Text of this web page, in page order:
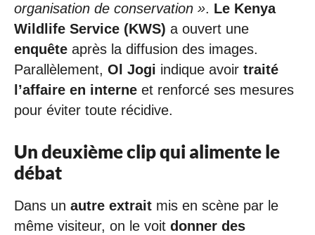
organisation de conservation ». Le Kenya
Wildlife Service (KWS) a ouvert une
enquête après la diffusion des images.
Parallèlement, Ol Jogi indique avoir traité
l’affaire en interne et renforcé ses mesures
pour éviter toute récidive.
Un deuxième clip qui alimente le
débat
Dans un autre extrait mis en scène par le
même visiteur, on le voit donner des